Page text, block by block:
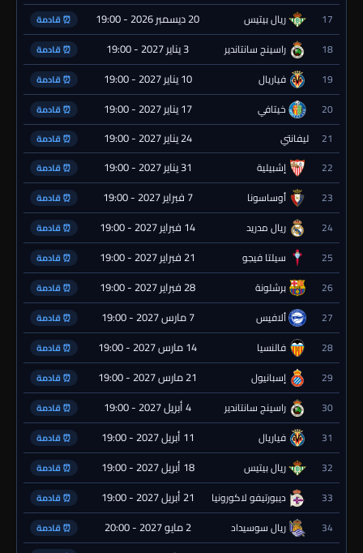
17 ريال بيتيس 20 ديسمبر 2026 - 19:00 ⏰ قادمة
18 راسينج سانتاندير 3 يناير 2027 - 19:00 ⏰ قادمة
19 فياريال 10 يناير 2027 - 19:00 ⏰ قادمة
20 خيتافي 17 يناير 2027 - 19:00 ⏰ قادمة
21 ليفانتي 24 يناير 2027 - 19:00 ⏰ قادمة
22 إشبيلية 31 يناير 2027 - 19:00 ⏰ قادمة
23 أوساسونا 7 فبراير 2027 - 19:00 ⏰ قادمة
24 ريال مدريد 14 فبراير 2027 - 19:00 ⏰ قادمة
25 سيلتا فيجو 21 فبراير 2027 - 19:00 ⏰ قادمة
26 برشلونة 28 فبراير 2027 - 19:00 ⏰ قادمة
27 ألافيس 7 مارس 2027 - 19:00 ⏰ قادمة
28 فالنسيا 14 مارس 2027 - 19:00 ⏰ قادمة
29 إسبانيول 21 مارس 2027 - 19:00 ⏰ قادمة
30 راسينج سانتاندير 4 أبريل 2027 - 19:00 ⏰ قادمة
31 فياريال 11 أبريل 2027 - 19:00 ⏰ قادمة
32 ريال بيتيس 18 أبريل 2027 - 19:00 ⏰ قادمة
33 ديبورتيفو لاكورونيا 21 أبريل 2027 - 19:00 ⏰ قادمة
34 ريال سوسيداد 2 مايو 2027 - 20:00 ⏰ قادمة